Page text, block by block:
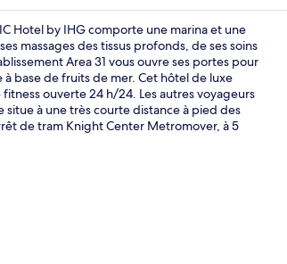
2 piscines
Hotel by IHG comporte une marina et une
massages des tissus profonds, de ses soins
Area 31 vous ouvre ses portes pour
base de fruits de mer. Cet hôtel de luxe
ouverte 24 h/24. Les autres voyageurs
à une très courte distance à pied des
de tram Knight Center Metromover, à 5